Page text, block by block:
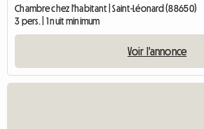
Chambre chez l'habitant | Saint-Léonard (88650)
3 pers. | 1 nuit minimum
Voir l'annonce